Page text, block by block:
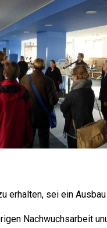
sei ein
Nachwuchsarbeit